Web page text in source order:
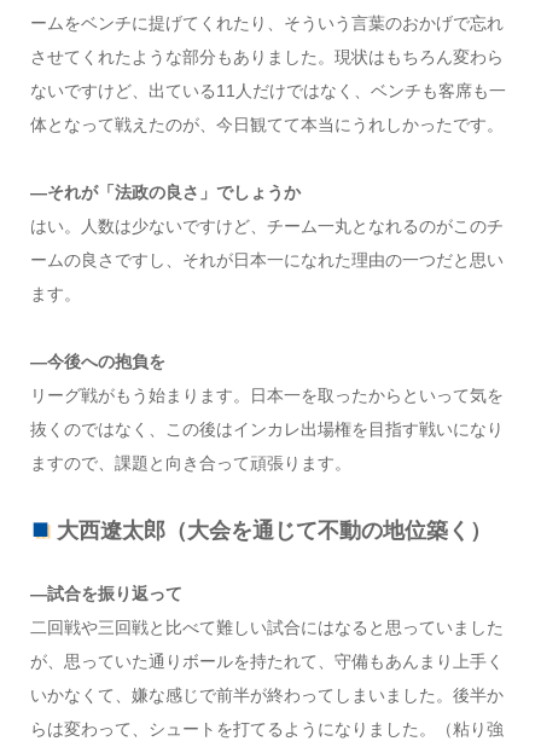
ームをベンチに提げてくれたり、そういう言葉のおかげで忘れ
させてくれたような部分もありました。現状はもちろん変わら
ないですけど、出ている11人だけではなく、ベンチも客席も一
体となって戦えたのが、今日観てて本当にうれしかったです。
—それが「法政の良さ」でしょうか
はい。人数は少ないですけど、チーム一丸となれるのがこのチ
ームの良さですし、それが日本一になれた理由の一つだと思い
ます。
—今後への抱負を
リーグ戦がもう始まります。日本一を取ったからといって気を
抜くのではなく、この後はインカレ出場権を目指す戦いになり
ますので、課題と向き合って頑張ります。
大西遼太郎（大会を通じて不動の地位築く）
―試合を振り返って
二回戦や三回戦と比べて難しい試合にはなると思っていました
が、思っていた通りボールを持たれて、守備もあんまり上手く
いかなくて、嫌な感じで前半が終わってしまいました。後半か
らは変わって、シュートを打てるようになりました。（粘り強